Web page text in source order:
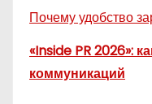
Почему удобство
«Inside PR 2026»:
коммуникаций